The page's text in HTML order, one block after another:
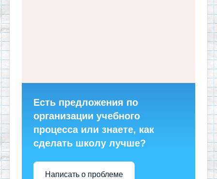
Есть предложения по
организации учебного
процесса или знаете, как
сделать школу лучше?
Написать о проблеме